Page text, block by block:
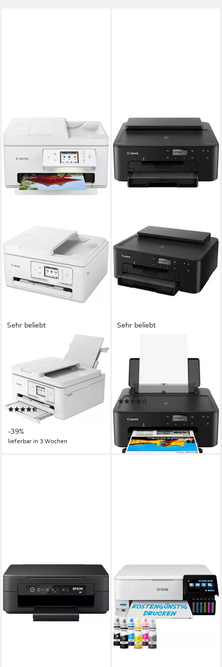
Sehr beliebt
Multifunktionsdrucker
1200 x 1200 dpi
Auflösung Farb Druck
1200 x 2400 dpi Auflösung Scan
Tintendruck Druckverfahren
(36)
ab 103,85 € UVP169,00 €
-39%
lieferbar in 3 Wochen
Sehr beliebt
Tintenstrahldrucker
4800 x 1200 dpi
Auflösung s/w Druck
Tintendruck
Druckverfahren
ab 72,90 € UVP95,00 €
lieferbar - in 1-2 Werktagen bei dir